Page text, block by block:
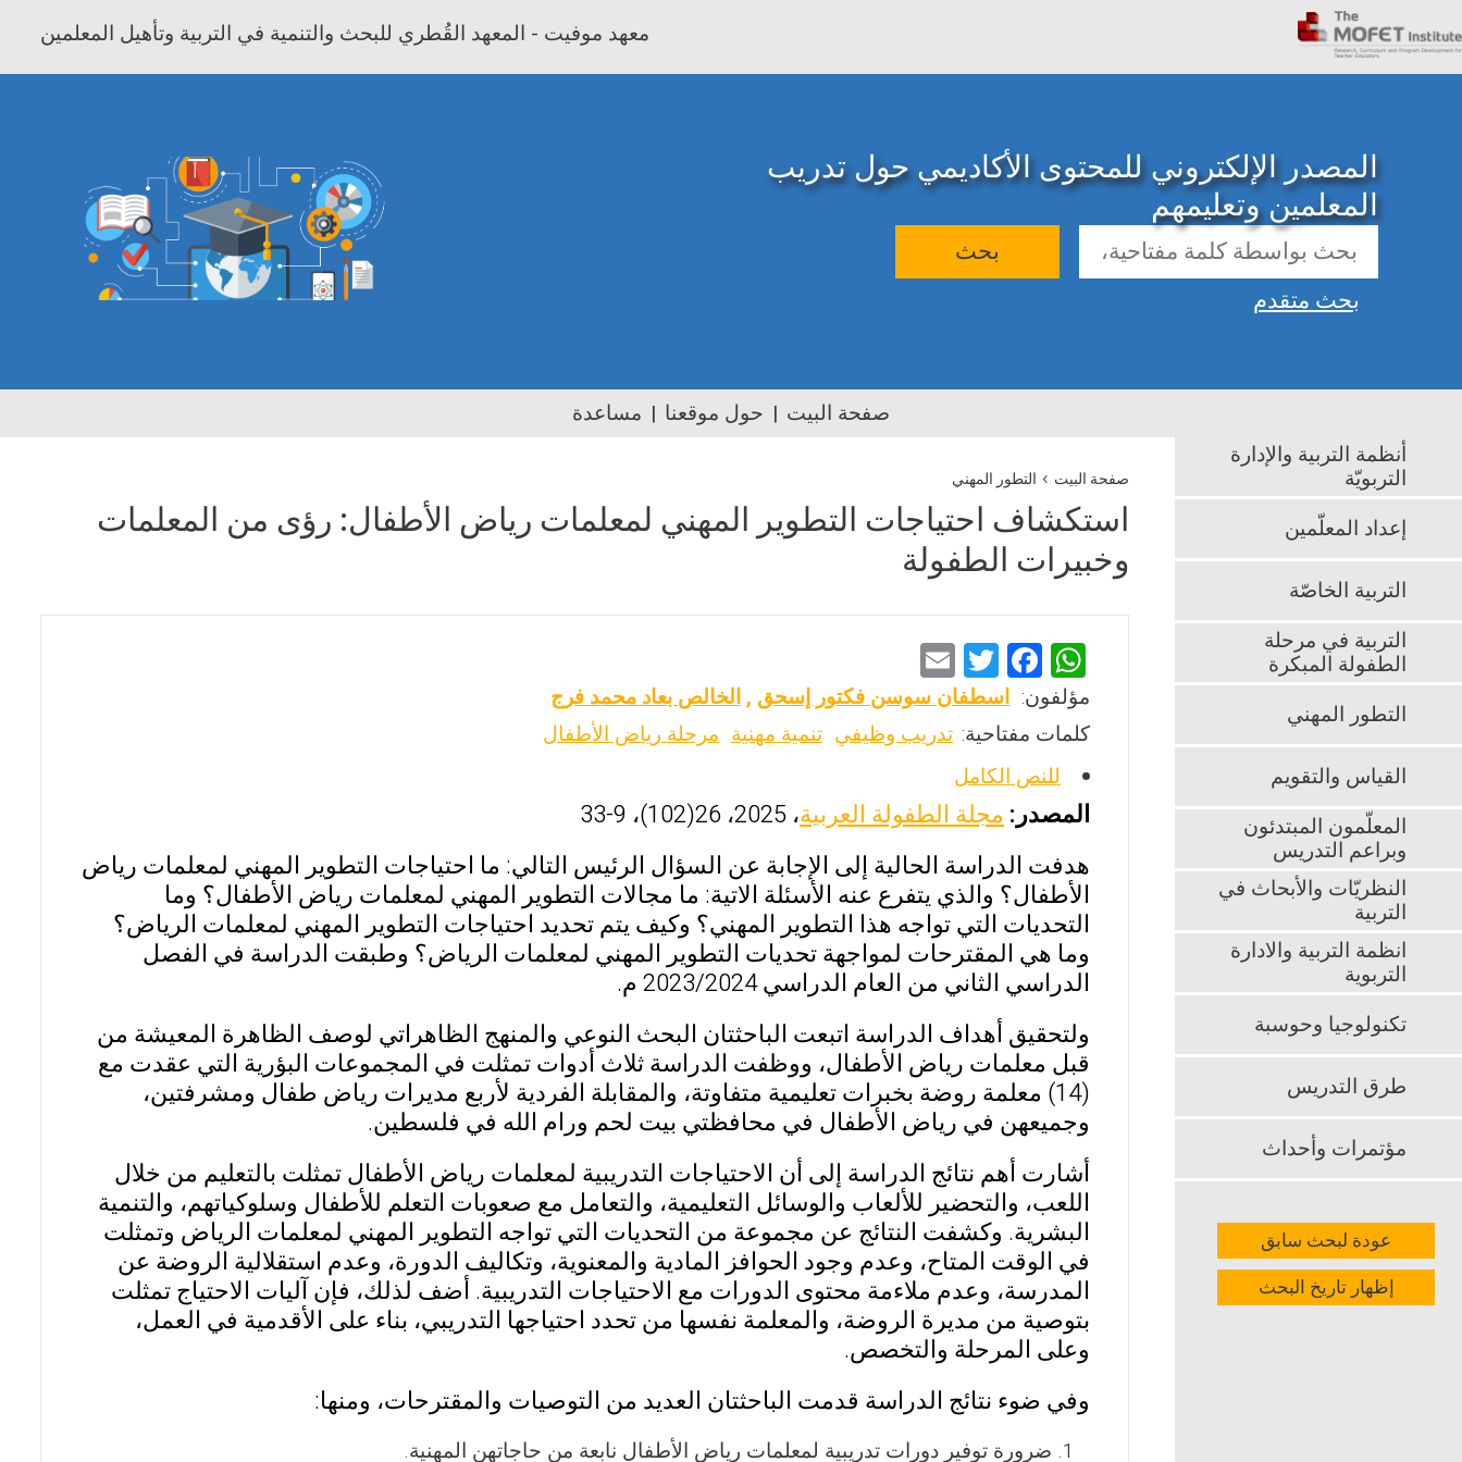
معهد موفيت - المعهد القُطري للبحث والتنمية في التربية وتأهيل المعلمين
المصدر الإلكتروني للمحتوى الأكاديمي حول تدريب
المعلمين وتعليمهم
بحث
بحث متقدم
صفحة البيت حول موقعنا مساعدة
صفحة البيت › التطور المهني
استكشاف احتياجات التطوير المهني لمعلمات رياض الأطفال: رؤى من المعلمات
وخبيرات الطفولة
W
h
at
s
A
p
p
F
a
ce
b
o
o
k
T
wi
tt
m
ai
مؤلفون: اسطفان سوسن فكتور إسحق ,الخالص بعاد محمد فرج
كلمات مفتاحية: تدريب وظيفي تنمية مهنية مرحلة رياض الأطفال
للنص الكامل
المصدر: مجلة الطفولة العربية، 2025، 26(102)، 9-33
هدفت الدراسة الحالية إلى الإجابة عن السؤال الرئيس التالي: ما احتياجات التطوير المهني لمعلمات رياض
الأطفال؟ والذي يتفرع عنه الأسئلة الاتية: ما مجالات التطوير المهني لمعلمات رياض الأطفال؟ وما
التحديات التي تواجه هذا التطوير المهني؟ وكيف يتم تحديد احتياجات التطوير المهني لمعلمات الرياض؟
وما هي المقترحات لمواجهة تحديات التطوير المهني لمعلمات الرياض؟ وطبقت الدراسة في الفصل
الدراسي الثاني من العام الدراسي 2023/2024 م.
ولتحقيق أهداف الدراسة اتبعت الباحثتان البحث النوعي والمنهج الظاهراتي لوصف الظاهرة المعيشة من
قبل معلمات رياض الأطفال، ووظفت الدراسة ثلاث أدوات تمثلت في المجموعات البؤرية التي عقدت مع
(14) معلمة روضة بخبرات تعليمية متفاوتة، والمقابلة الفردية لأربع مديرات رياض طفال ومشرفتين،
وجميعهن في رياض الأطفال في محافظتي بيت لحم ورام الله في فلسطين.
أشارت أهم نتائج الدراسة إلى أن الاحتياجات التدريبية لمعلمات رياض الأطفال تمثلت بالتعليم من خلال
اللعب، والتحضير للألعاب والوسائل التعليمية، والتعامل مع صعوبات التعلم للأطفال وسلوكياتهم، والتنمية
البشرية. وكشفت النتائج عن مجموعة من التحديات التي تواجه التطوير المهني لمعلمات الرياض وتمثلت
في الوقت المتاح، وعدم وجود الحوافز المادية والمعنوية، وتكاليف الدورة، وعدم استقلالية الروضة عن
المدرسة، وعدم ملاءمة محتوى الدورات مع الاحتياجات التدريبية. أضف لذلك، فإن آليات الاحتياج تمثلت
بتوصية من مديرة الروضة، والمعلمة نفسها من تحدد احتياجها التدريبي، بناء على الأقدمية في العمل،
وعلى المرحلة والتخصص.
وفي ضوء نتائج الدراسة قدمت الباحثتان العديد من التوصيات والمقترحات، ومنها:
ضرورة توفير دورات تدريبية لمعلمات رياض الأطفال نابعة من حاجاتهن المهنية.
أنظمة التربية والإدارة
التربويّة
إعداد المعلّمين
التربية الخاصّة
التربية في مرحلة
الطفولة المبكرة
التطور المهني
القياس والتقويم
المعلّمون المبتدئون
وبراعم التدريس
النظريّات والأبحاث في
التربية
انظمة التربية والادارة
التربوية
تكنولوجيا وحوسبة
طرق التدريس
مؤتمرات وأحداث
عودة لبحث سابق
إظهار تاريخ البحث